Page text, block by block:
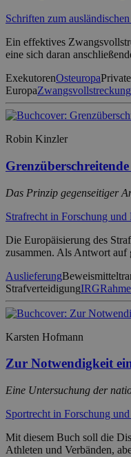
Schriften zum
Ein effektives
eine sich daran
ExekutorenOsteuropa
EuropaZwangsvollstreckung
Robin Kinzler
Das Prinzip gegenseitiger
Strafrecht in Forschung und
Die Europäisierung des
zusammen. Als Antwort auf
Auslieferung
StrafverteidigungIRG
Karsten Hofmann
Zur Notwendigkeit
Eine Untersuchung der
Sportrecht in Forschung
Mit diesem Buch soll die
Athleten und Verbänden,